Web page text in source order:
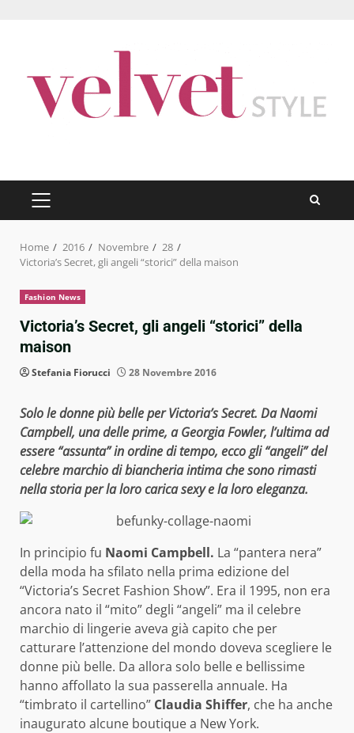
PRIMARY
MENU
Home 2016 Novembre
28
Victoria’s Secret, gli angeli “storici” della maison
Fashion News
Victoria’s Secret, gli angeli “storici” della
maison
Stefania Fiorucci 28 Novembre 2016
Solo le donne più belle per Victoria’s Secret. Da Naomi
Campbell, una delle prime, a Georgia Fowler, l’ultima ad
essere “assunta” in ordine di tempo, ecco gli “angeli” del
celebre marchio di biancheria intima che sono rimasti
nella storia per la loro carica sexy e la loro eleganza.
In principio fu Naomi Campbell. La “pantera nera”
della moda ha sfilato nella prima edizione del
“Victoria’s Secret Fashion Show”. Era il 1995, non era
ancora nato il “mito” degli “angeli” ma il celebre
marchio di lingerie aveva già capito che per
catturare l’attenzione del mondo doveva scegliere le
donne più belle. Da allora solo belle e bellissime
hanno affollato la sua passerella annuale. Ha
“timbrato il cartellino” Claudia Shiffer, che ha anche
inaugurato alcune boutique a New York.